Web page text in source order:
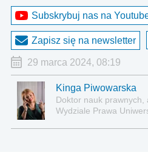
Subskrybuj nas na
Zapisz się na newsletter
29 marca 2024, 08:19
Kinga Piwowarska
Doktor nauk prawnych,
Wydziale Prawa